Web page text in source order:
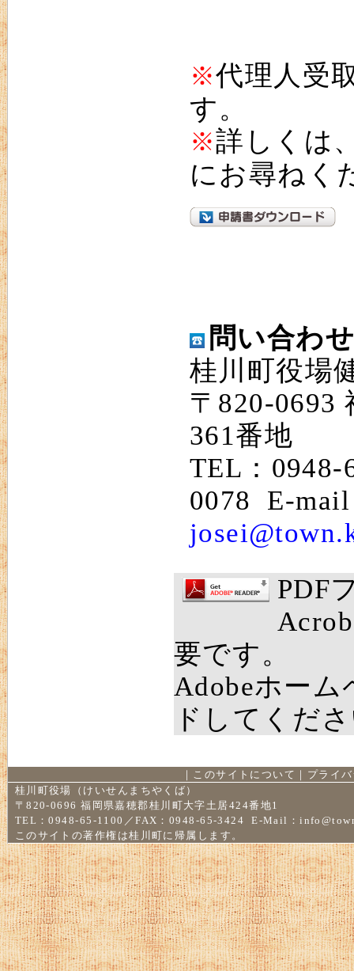
※代理人受
す。
※詳しくは
にお尋ねく
問い合わ
桂川町役場
〒820-0693
361番地
TEL：0948-
0078 E-
PDF
要です。
Adobeホー
ドしてくだ
｜ このサイトについて ｜ プライ
桂川町役場（けいせんまちやくば）
〒820-0696 福岡県嘉穂郡桂川町大字土居424番地1
TEL：0948-65-1100／FAX：0948-65-3424 E-Mail：
このサイトの著作権は桂川町に帰属します。